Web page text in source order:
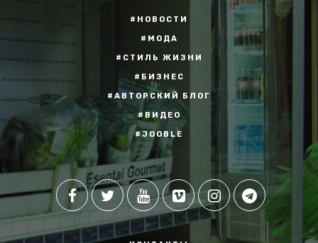
#НОВОСТИ
#МОДА
#СТИЛЬ ЖИЗНИ
#БИЗНЕС
#АВТОРСКИЙ БЛОГ
#ВИДЕО
#JOOBLE